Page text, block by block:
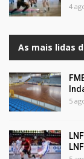
4
As mais lidas
5